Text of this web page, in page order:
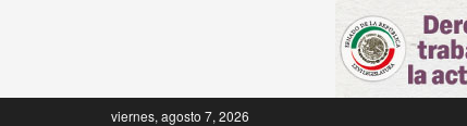
viernes, agosto 7, 2026